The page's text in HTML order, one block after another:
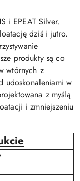
i EPEAT Silver.
dziś i jutro.
produkty są co
wtórnych z
udoskonaleniami w
z myślą
i zmniejszeniu